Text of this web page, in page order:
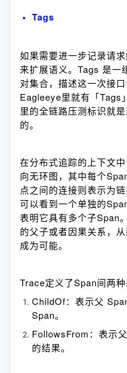
Tags
如果需要进一步记录请
来扩展语义。Tags 是一
对集合，描述这一次接
Eagleeye里就有「Tags
里的全链路压测标识就
的。
在分布式追踪的上下文
向无环图，其中每个
点之间的连接则表示为
可以看到一个单独的
表明它具有多个子Span
的父子或者因果关系，
成为可能。
Trace定义了Span间两种
ChildOf：表示父
Span。
FollowsFrom：表示
的结果。